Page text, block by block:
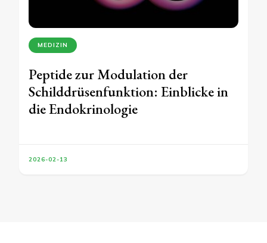
MEDIZIN
Peptide zur Modulation der
Schilddrüsenfunktion: Einblicke in
die Endokrinologie
2026-02-13